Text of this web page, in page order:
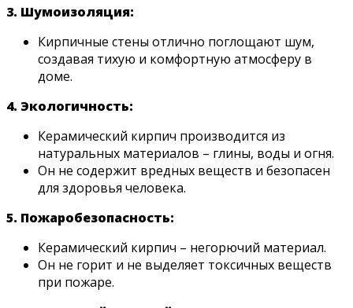
3. Шумоизоляция:
Кирпичные стены отлично поглощают шум,
создавая тихую и комфортную атмосферу в
доме.
4. Экологичность:
Керамический кирпич производится из
натуральных материалов – глины, воды и огня.
Он не содержит вредных веществ и безопасен
для здоровья человека.
5. Пожаробезопасность:
Керамический кирпич – негорючий материал.
Он не горит и не выделяет токсичных веществ
при пожаре.